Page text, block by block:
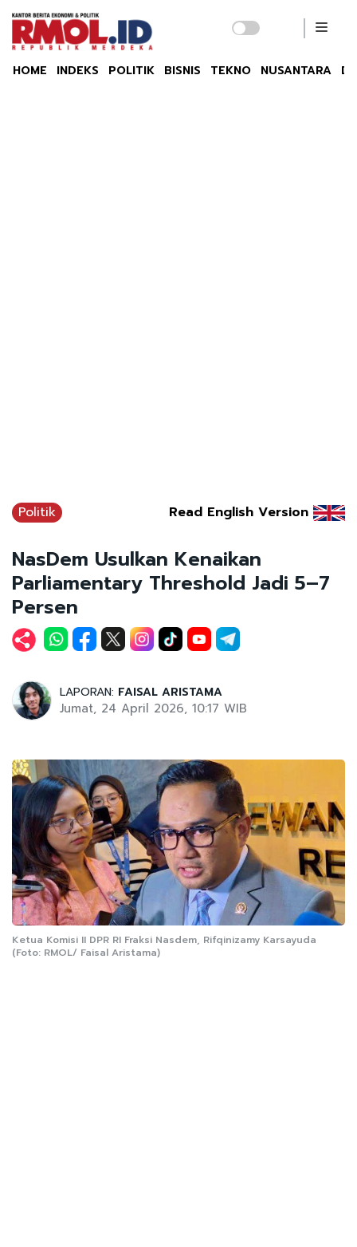
HOME INDEKS POLITIK BISNIS TEKNO NUSANTARA
Politik Read English Version
NasDem Usulkan Kenaikan
Parliamentary Threshold Jadi 5–7
Persen
LAPORAN: FAISAL ARISTAMA
Jumat, 24 April 2026, 10:17 WIB
Ketua Komisi II DPR RI Fraksi Nasdem, Rifqinizamy Karsayuda
(Foto: RMOL/ Faisal Aristama)